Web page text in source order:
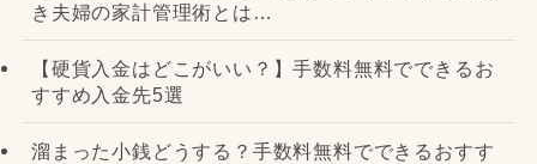
き夫婦の家計管理術とは…
【硬貨入金はどこがいい？】手数料無料でできるお
すすめ入金先5選
溜まった小銭どうする？手数料無料でできるおすす